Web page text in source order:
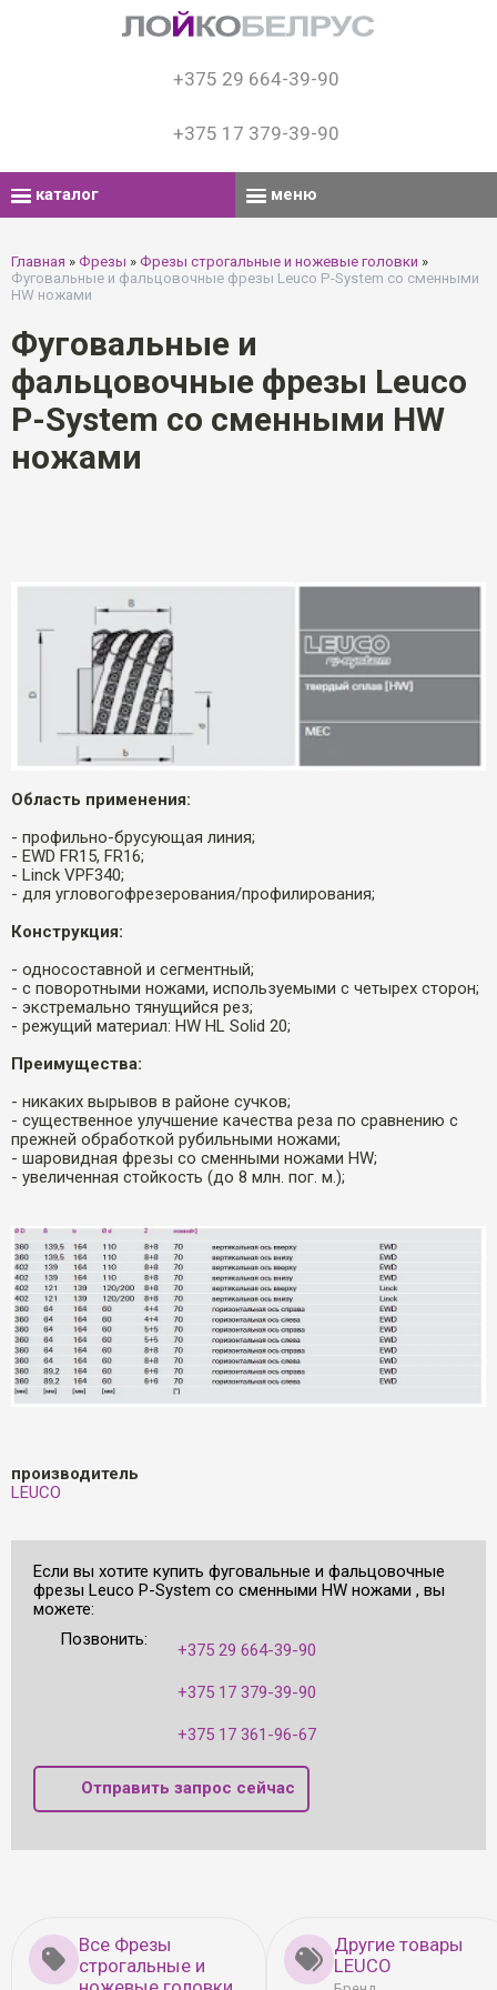
+375 29 664-39-90
+375 17 379-39-90
каталог меню
Главная » Фрезы » Фрезы строгальные и ножевые головки »
Фуговальные и фальцовочные фрезы Leuco P-System со сменными
HW ножами
Фуговальные и
фальцовочные фрезы Leuco
P-System со сменными HW
ножами
Область применения:
- профильно-брусующая линия;
- EWD FR15, FR16;
- Linck VPF340;
- для угловогофрезерования/профилирования;
Конструкция:
- односоставной и сегментный;
- с поворотными ножами, используемыми с четырех сторон;
- экстремально тянущийся рез;
- режущий материал: HW HL Solid 20;
Преимущества:
- никаких вырывов в районе сучков;
- существенное улучшение качества реза по сравнению с
прежней обработкой рубильными ножами;
- шаровидная фрезы со сменными ножами HW;
- увеличенная стойкость (до 8 млн. пог. м.);
производитель
LEUCO
Если вы хотите купить фуговальные и фальцовочные
фрезы Leuco P-System со сменными HW ножами , вы
можете:
Позвонить:
+375 29 664-39-90
+375 17 379-39-90
+375 17 361-96-67
Отправить запрос сейчас
Все Фрезы
строгальные и
Другие товары
LEUCO